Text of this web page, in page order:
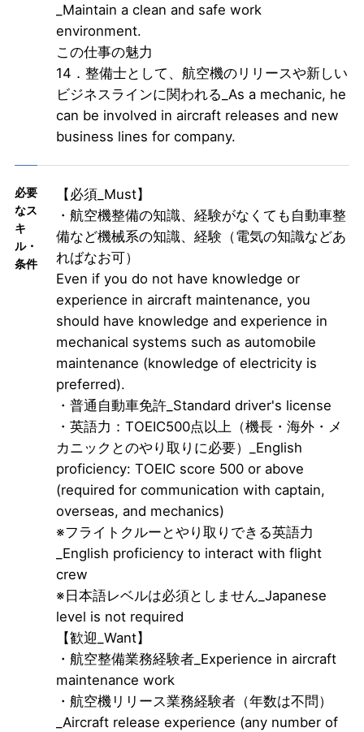
_Maintain a clean and safe work
environment.
この仕事の魅力
14．整備士として、航空機のリリースや新しい
ビジネスラインに関われる_As a mechanic, he
can be involved in aircraft releases and new
business lines for company.
必要
なス
キ
ル・
条件
【必須_Must】
・航空機整備の知識、経験がなくても自動車整
備など機械系の知識、経験（電気の知識などあ
ればなお可）
Even if you do not have knowledge or
experience in aircraft maintenance, you
should have knowledge and experience in
mechanical systems such as automobile
maintenance (knowledge of electricity is
preferred).
・普通自動車免許_Standard driver's license
・英語力：TOEIC500点以上（機長・海外・メ
カニックとのやり取りに必要）_English
proficiency: TOEIC score 500 or above
(required for communication with captain,
overseas, and mechanics)
※フライトクルーとやり取りできる英語力
_English proficiency to interact with flight
crew
※日本語レベルは必須としません_Japanese
level is not required
【歓迎_Want】
・航空整備業務経験者_Experience in aircraft
maintenance work
・航空機リリース業務経験者（年数は不問）
_Aircraft release experience (any number of